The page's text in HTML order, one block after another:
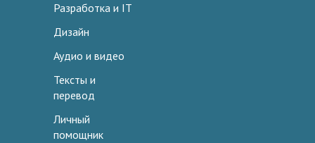
Разработка и IT
Дизайн
Аудио и видео
Тексты и
перевод
Личный
помощник